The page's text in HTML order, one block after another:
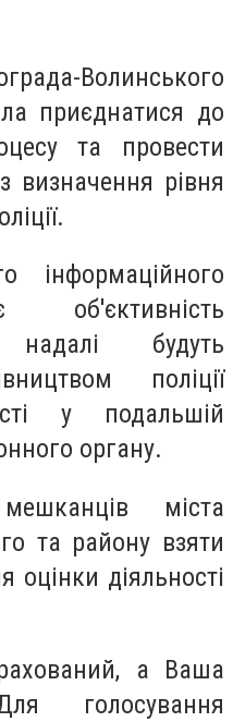
Волинського
приєднатися до
та провести
визначення рівня
інформаційного
об'єктивність
надалі будуть
поліції
у подальшій
органу.
міста
та району взяти
оцінки діяльності
а Ваша
голосування